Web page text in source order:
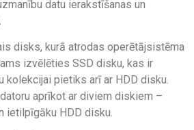
datu ierakstīšanas un
disks, kurā atrodas operētājsistēma
izvēlēties SSD disku, kas ir
kolekcijai pietiks arī ar HDD disku.
aprīkot ar diviem diskiem –
ietilpīgāku HDD disku.